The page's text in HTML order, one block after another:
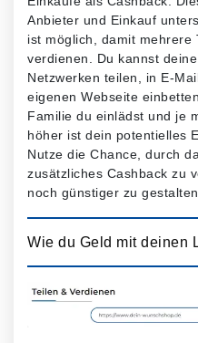
Anbieter und Einkauf
ist möglich, damit mehrere
verdienen. Du kannst
Netzwerken teilen, in E-
eigenen Webseite
Familie du einlädst und je
höher ist dein potentielles
Nutze die Chance, durch
zusätzliches Cashback zu
noch günstiger zu
Wie du Geld mit deinen